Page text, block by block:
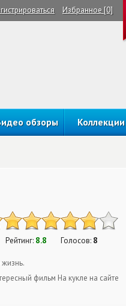
Избранное [0]
обзоры Коллекции
Рейтинг: 8.8 Голосов: 8
фильм На кукле на сайте